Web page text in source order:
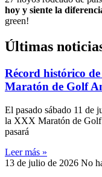
hoy y siente la
green!
Últimas
Récord histórico
Maratón de Golf
El pasado sábado 11 de
la XXX Maratón de Golf
pasará
Leer más »
13 de julio de 2026 No